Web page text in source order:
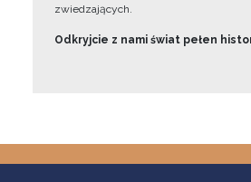
zwiedzających.
Odkryjcie z nami świat pełen